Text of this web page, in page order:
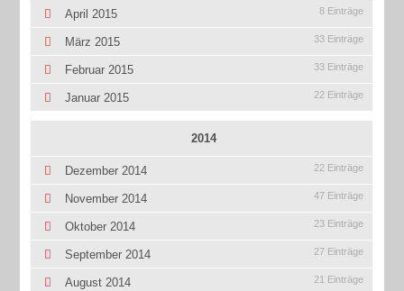
April 2015 8 Einträge
März 2015 33 Einträge
Februar 2015 33 Einträge
Januar 2015 22 Einträge
2014
Dezember 2014 22 Einträge
November 2014 47 Einträge
Oktober 2014 23 Einträge
September 2014 27 Einträge
August 2014 21 Einträge